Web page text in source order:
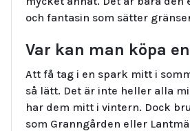
och fantasin som sätter
Var kan man köpa
Att få tag i en spark mitt i
så lätt. Det är inte heller alla
har dem mitt i vintern. Dock
som Granngården eller